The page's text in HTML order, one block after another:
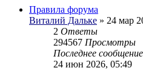
Правила форума
Виталий Дальке » 24 мар
2 Ответы
294567 Просмотры
Последнее сообщение
24 июн 2026, 05:49